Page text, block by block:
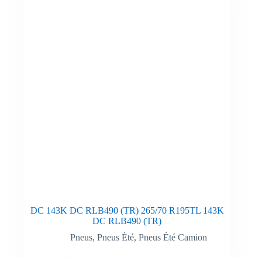
DC 143K DC RLB490 (TR) 265/70 R195TL 143K
DC RLB490 (TR)
Pneus,Pneus Été,Pneus Été Camion